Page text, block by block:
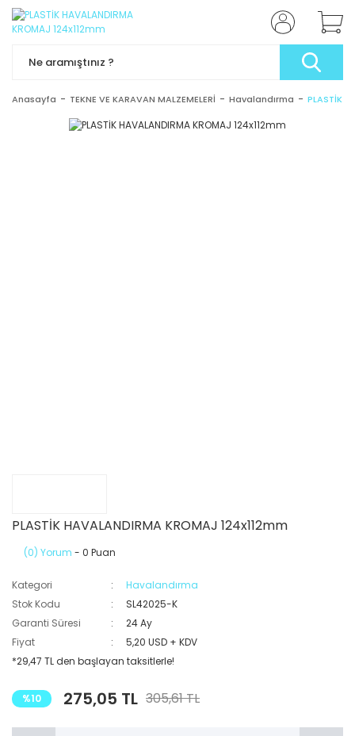
Anasayfa TEKNE VE KARAVAN MALZEMELERİ Havalandırma PLASTİK
PLASTİK HAVALANDIRMA KROMAJ 124x112mm
(0) Yorum - 0 Puan
Kategori
Havalandırma
Stok Kodu
SL42025-K
Garanti Süresi
24 Ay
Fiyat
5,20 USD + KDV
*29,47 TL den başlayan taksitlerle!
%10 275,05 TL 305,61 TL